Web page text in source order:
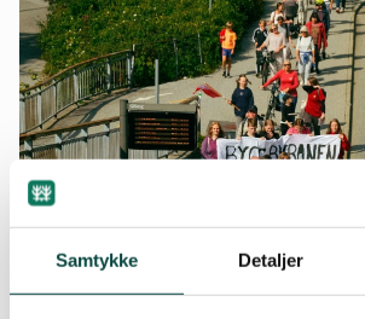
Samtykke Detaljer